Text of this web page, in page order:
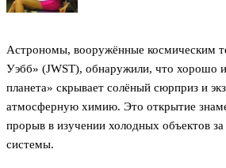
Астрономы, вооружённые космическим
Уэбб» (JWST), обнаружили, что хорошо
планета» скрывает солёный сюрприз и
атмосферную химию. Это открытие
прорыв в изучении холодных объектов
системы.